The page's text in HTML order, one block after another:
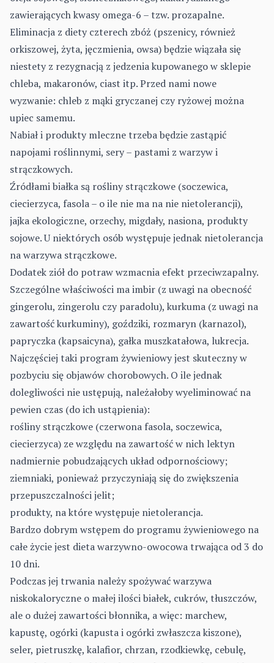
zawierających kwasy omega-6 – tzw. prozapalne.
Eliminacja z diety czterech zbóż (pszenicy, również
orkiszowej, żyta, jęczmienia, owsa) będzie wiązała się
niestety z rezygnacją z jedzenia kupowanego w sklepie
chleba, makaronów, ciast itp. Przed nami nowe
wyzwanie: chleb z mąki gryczanej czy ryżowej można
upiec samemu.
Nabiał i produkty mleczne trzeba będzie zastąpić
napojami roślinnymi, sery – pastami z warzyw i
strączkowych.
Źródłami białka są rośliny strączkowe (soczewica,
ciecierzyca, fasola – o ile nie ma na nie nietolerancji),
jajka ekologiczne, orzechy, migdały, nasiona, produkty
sojowe. U niektórych osób występuje jednak nietolerancja
na warzywa strączkowe.
Dodatek ziół do potraw wzmacnia efekt przeciwzapalny.
Szczególne właściwości ma imbir (z uwagi na obecność
gingerolu, zingerolu czy paradolu), kurkuma (z uwagi na
zawartość kurkuminy), goździki, rozmaryn (karnazol),
papryczka (kapsaicyna), gałka muszkatałowa, lukrecja.
Najczęściej taki program żywieniowy jest skuteczny w
pozbyciu się objawów chorobowych. O ile jednak
dolegliwości nie ustępują, należałoby wyeliminować na
pewien czas (do ich ustąpienia):
rośliny strączkowe (czerwona fasola, soczewica,
ciecierzyca) ze względu na zawartość w nich lektyn
nadmiernie pobudzających układ odpornościowy;
ziemniaki, ponieważ przyczyniają się do zwiększenia
przepuszczalności jelit;
produkty, na które występuje nietolerancja.
Bardzo dobrym wstępem do programu żywieniowego na
całe życie jest dieta warzywno-owocowa trwająca od 3 do
10 dni.
Podczas jej trwania należy spożywać warzywa
niskokaloryczne o małej ilości białek, cukrów, tłuszczów,
ale o dużej zawartości błonnika, a więc: marchew,
kapustę, ogórki (kapusta i ogórki zwłaszcza kiszone),
seler, pietruszkę, kalafior, chrzan, rzodkiewkę, cebulę,